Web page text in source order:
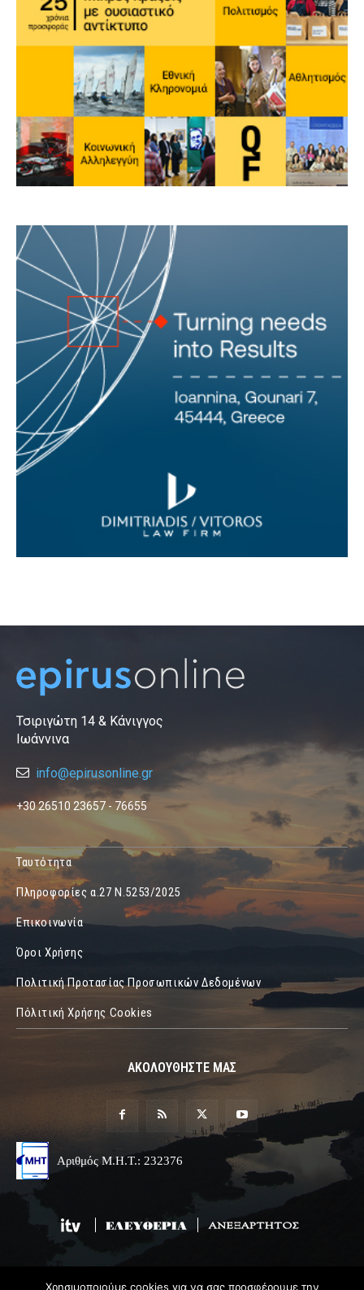
Τσιριγώτη 14 & Κάνιγγος
Ιωάννινα
info@epirusonline.gr
+30 26510 23657 - 76655
Ταυτότητα
Πληροφορίες α.27 Ν.5253/2025
Επικοινωνία
Όροι Χρήσης
Πολιτική Προτασίας Προσωπικών Δεδομένων
Πόλιτική Χρήσης Cookies
ΑΚΟΛΟΥΘΗΣΤΕ ΜΑΣ
Αριθμός Μ.Η.Τ.: 232376
Χρησιμοποιούμε cookies για να σας προσφέρουμε την